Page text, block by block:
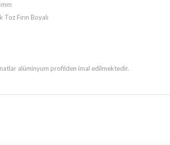
Fırın Boyalı
alüminyum profilden imal edilmektedir.